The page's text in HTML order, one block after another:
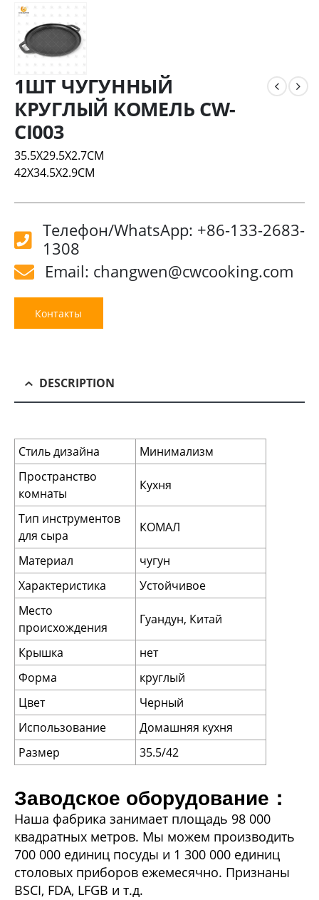
1ШТ ЧУГУННЫЙ
КРУГЛЫЙ КОМЕЛЬ CW-
CI003
35.5X29.5X2.7CM
42X34.5X2.9CM
Телефон/WhatsApp: +86-133-2683-
1308
Email: changwen@cwcooking.com
Контакты
DESCRIPTION
Стиль дизайна
Минимализм
Пространство
комнаты
Кухня
Тип инструментов
для сыра
КОМАЛ
Материал
чугун
Характеристика
Устойчивое
Место
происхождения
Гуандун, Китай
Крышка
нет
Форма
круглый
Цвет
Черный
Использование
Домашняя кухня
Размер
35.5/42
Заводское оборудование：
Наша фабрика занимает площадь 98 000
квадратных метров. Мы можем производить
700 000 единиц посуды и 1 300 000 единиц
столовых приборов ежемесячно. Признаны
BSCI, FDA, LFGB и т.д.